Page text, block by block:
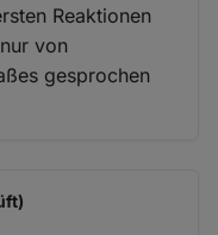
Reaktionen
von
gesprochen